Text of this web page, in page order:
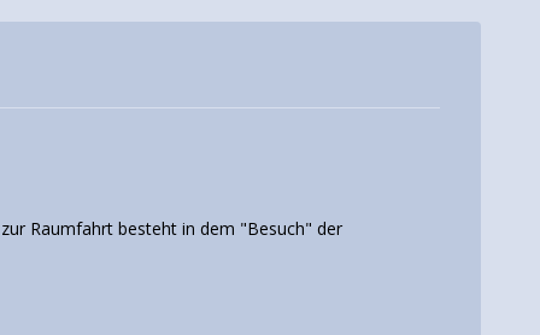
Raumfahrt besteht in dem "Besuch" der